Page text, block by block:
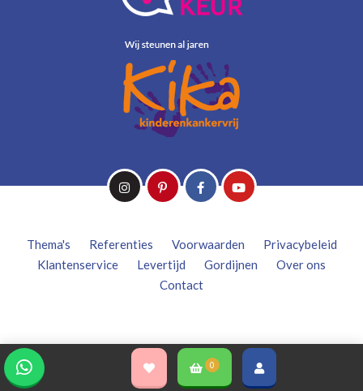
0
Thema's Referenties Voorwaarden
Privacybeleid
Klantenservice
Levertijd Gordijnen
Over ons
Contact